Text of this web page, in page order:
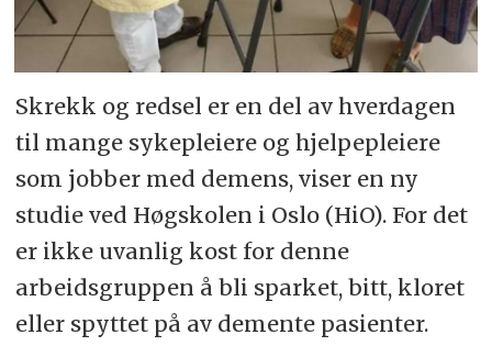
Skrekk og redsel er en del av hverdagen
til mange sykepleiere og hjelpepleiere
som jobber med demens, viser en ny
studie ved Høgskolen i Oslo (HiO). For det
er ikke uvanlig kost for denne
arbeidsgruppen å bli sparket, bitt, kloret
eller spyttet på av demente pasienter.